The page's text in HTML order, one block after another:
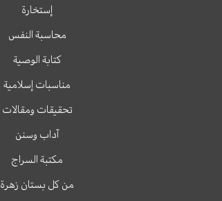
إستخارة
محاسبة النفس
كتابة الوصية
مناسبات إسلامية
تحقيقات ومقالات
آداب وسنن
مكتبة السراج
من كل بستان زهرة